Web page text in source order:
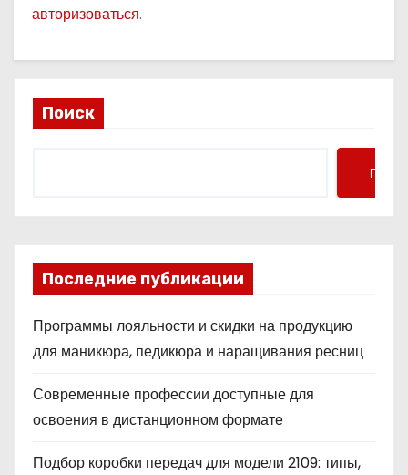
авторизоваться.
Поиск
Поиск
Последние публикации
Программы лояльности и скидки на продукцию
для маникюра, педикюра и наращивания ресниц
Современные профессии доступные для
освоения в дистанционном формате
Подбор коробки передач для модели 2109: типы,